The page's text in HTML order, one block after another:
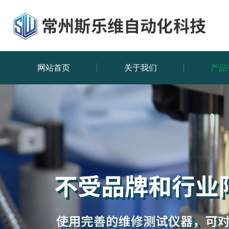
网站首页 关于我们 产品